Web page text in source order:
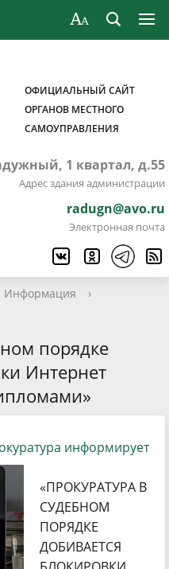
ОФИЦИАЛЬНЫЙ САЙТ
ОРГАНОВ МЕСТНОГО
САМОУПРАВЛЕНИЯ
1 квартал, д.55
Адрес здания администрации
radugn@avo.ru
Электронная почта
Информация
›
порядке
Интернет
информирует
«ПРОКУРАТУРА В
СУДЕБНОМ
ПОРЯДКЕ
ДОБИВАЕТСЯ